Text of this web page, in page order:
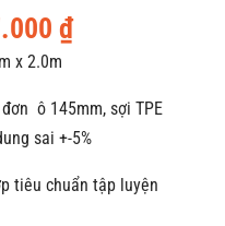
₫.
₫Giá
là:
1.137.000 ₫.
x 2.0m
ô 145mm, sợi TPE
sai +-5%
tiêu chuẩn tập luyện